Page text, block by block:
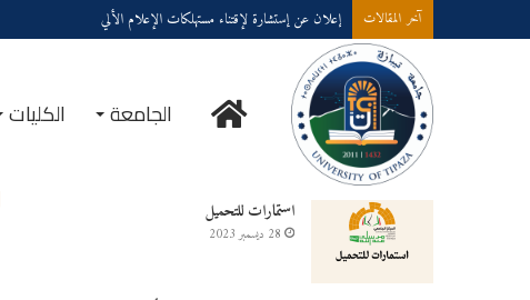
آخر المقالات إعلان عن إستشارة لإقتناء مستهلكات الإعلام الألي
الجامعة الكليات
خدمــــات على الخـط
استمارات للتحميل
28 ديسمبر 2023